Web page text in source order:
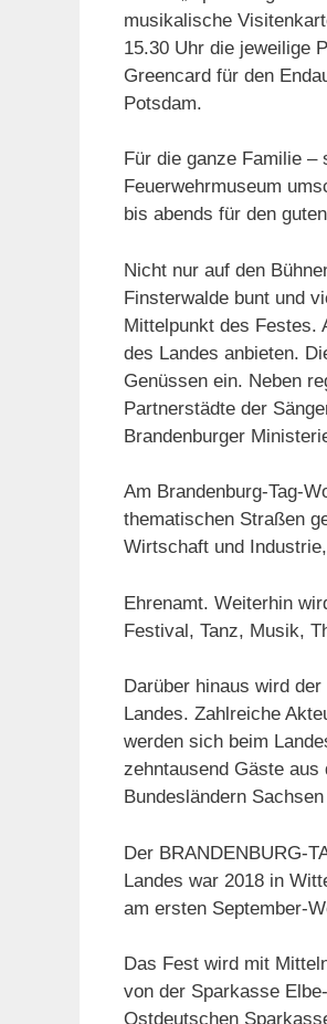
musikalische
15.30 Uhr die jeweilige
Greencard für den
Potsdam.
Für die ganze Familie –
Feuerwehrmuseum
bis abends für den
Nicht nur auf den
Finsterwalde bunt und
Mittelpunkt des Festes.
des Landes anbieten.
Genüssen ein. Neben
Partnerstädte der
Brandenburger
Am Brandenburg-Tag-
thematischen Straßen
Wirtschaft und
Ehrenamt. Weiterhin
Festival, Tanz, Musik,
Darüber hinaus wird
Landes. Zahlreiche
werden sich beim
zehntausend Gäste aus
Bundesländern
Der BRANDENBURG-
Landes war 2018 in
am ersten September-
Das Fest wird mit
von der Sparkasse
Ostdeutschen